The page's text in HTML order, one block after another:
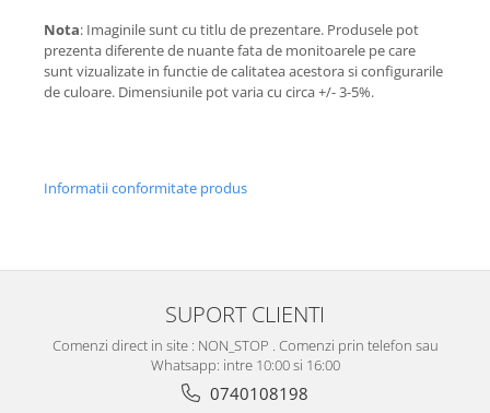
Nota: Imaginile sunt cu titlu de prezentare. Produsele pot
prezenta diferente de nuante fata de monitoarele pe care
sunt vizualizate in functie de calitatea acestora si configurarile
de culoare. Dimensiunile pot varia cu circa +/- 3-5%.
Informatii conformitate produs
SUPORT CLIENTI
Comenzi direct in site : NON_STOP . Comenzi prin telefon sau
Whatsapp: intre 10:00 si 16:00
0740108198